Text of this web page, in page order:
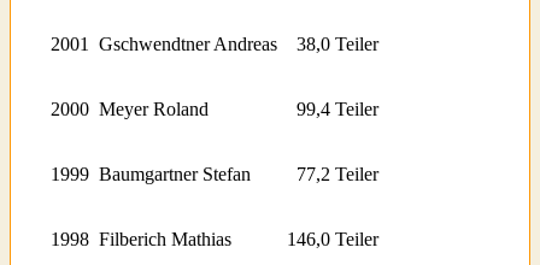
2001 Gschwendtner Andreas 38,0 Teiler
2000 Meyer Roland 99,4 Teiler
1999 Baumgartner Stefan 77,2 Teiler
1998 Filberich Mathias 146,0 Teiler